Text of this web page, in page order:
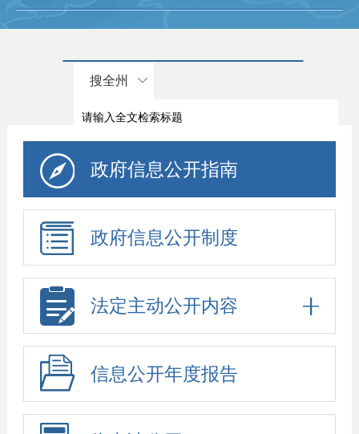
搜全州
政府信息公开指南
政府信息公开制度
法定主动公开内容
信息公开年度报告